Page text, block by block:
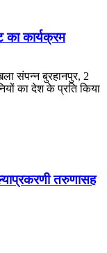
का कार्यक्रम
संपन्न बुरहानपुर, 2
का देश के प्रति किया
तरुणासह